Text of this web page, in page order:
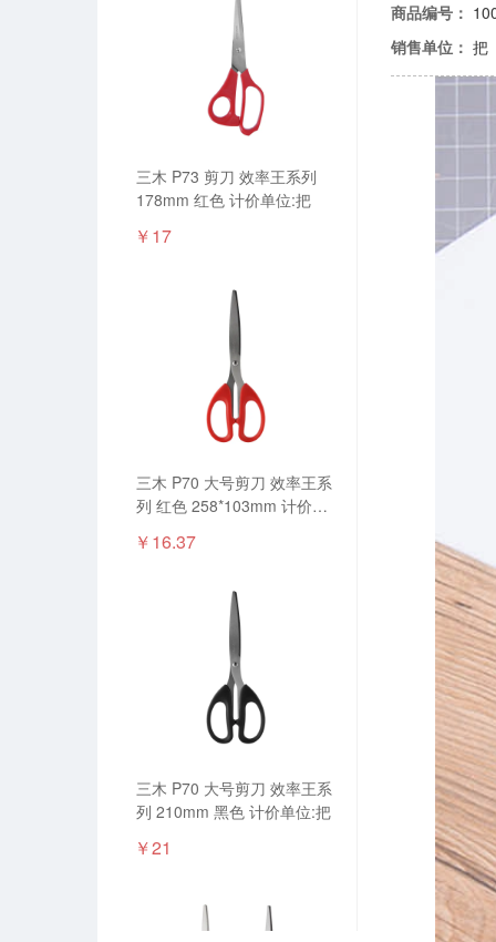
三木 P73 剪刀 效率王系列
178mm 红色 计价单位:把
￥17
三木 P70 大号剪刀 效率王系
列 红色 258*103mm 计价单
￥16.37
三木 P70 大号剪刀 效率王系
列 210mm 黑色 计价单位:把
￥21
商品编号：
销售单位： 把